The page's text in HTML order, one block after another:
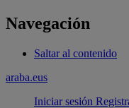
Navegación
Saltar al contenido
araba.eus
Iniciar sesión